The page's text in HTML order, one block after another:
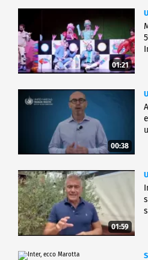
01:21
00:38
01:59